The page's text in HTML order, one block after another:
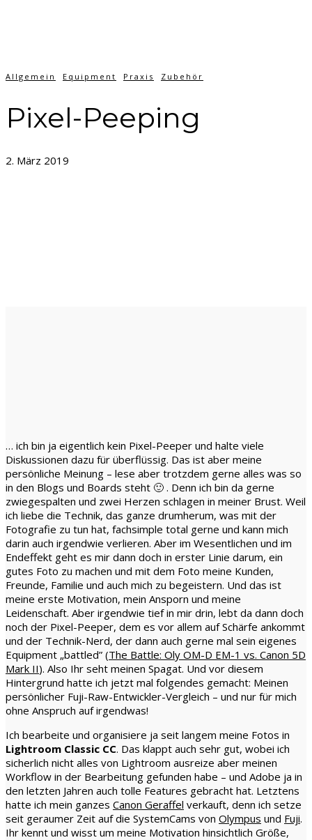
Allgemein Equipment Praxis Zubehör
Pixel-Peeping
2. März 2019
… ich bin ja eigentlich kein Pixel-Peeper und halte viele
Diskussionen dazu für überflüssig. Das ist aber meine
persönliche Meinung – lese aber trotzdem gerne alles was so
in den Blogs und Boards steht 🙂 . Denn ich bin da gerne
zwiegespalten und zwei Herzen schlagen in meiner Brust. Weil
ich liebe die Technik, das ganze drumherum, was mit der
Fotografie zu tun hat, fachsimple total gerne und kann mich
darin auch irgendwie verlieren. Aber im Wesentlichen und im
Endeffekt geht es mir dann doch in erster Linie darum, ein
gutes Foto zu machen und mit dem Foto meine Kunden,
Freunde, Familie und auch mich zu begeistern. Und das ist
meine erste Motivation, mein Ansporn und meine
Leidenschaft. Aber irgendwie tief in mir drin, lebt da dann doch
noch der Pixel-Peeper, dem es vor allem auf Schärfe ankommt
und der Technik-Nerd, der dann auch gerne mal sein eigenes
Equipment „battled” (The Battle: Oly OM-D EM-1 vs. Canon 5D
Mark II). Also Ihr seht meinen Spagat. Und vor diesem
Hintergrund hatte ich jetzt mal folgendes gemacht: Meinen
persönlicher Fuji-Raw-Entwickler-Vergleich – und nur für mich
ohne Anspruch auf irgendwas!
Ich bearbeite und organisiere ja seit langem meine Fotos in
Lightroom Classic CC. Das klappt auch sehr gut, wobei ich
sicherlich nicht alles von Lightroom ausreize aber meinen
Workflow in der Bearbeitung gefunden habe – und Adobe ja in
den letzten Jahren auch tolle Features gebracht hat. Letztens
hatte ich mein ganzes Canon Geraffel verkauft, denn ich setze
seit geraumer Zeit auf die SystemCams von Olympus und Fuji.
Ihr kennt und wisst um meine Motivation hinsichtlich Größe,